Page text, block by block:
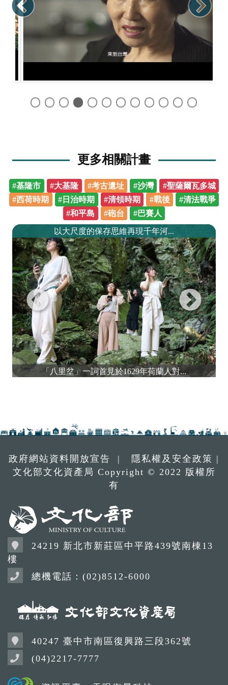
更多相關計畫
#基隆市 #大基隆 #考古遺址 #沙灣
#聖薩爾瓦多城
#西荷時期
#日治時期 #清領時期 #戰後
#清法戰爭
#和平島
#砲台 #巴賽人
以大尺度的保存思維再現千年河...
「八里坌」一詞首見於1629年荷蘭人對...
政府網站資料開放宣告 | 隱私權及安全政策 |
文化部文化資產局 Copyright © 2022 版權所
有
24219 新北市新莊區中平路439號南棟13
樓
總機電話：(02)8512-6000
40247 臺中市南區復興路三段362號
(04)2217-7777